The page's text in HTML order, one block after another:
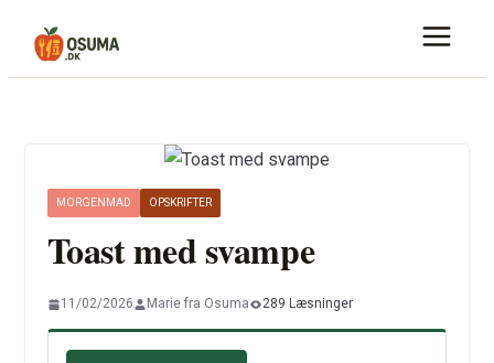
MORGENMAD OPSKRIFTER
Toast med svampe
11/02/2026 Marie fra Osuma 289 Læsninger